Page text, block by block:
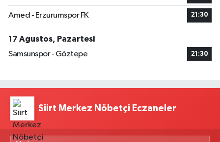
Amed - Erzurumspor FK 21:30
17 Ağustos, Pazartesi
Samsunspor - Göztepe
21:30
Siirt Merkez Nöbetçi Eczaneler